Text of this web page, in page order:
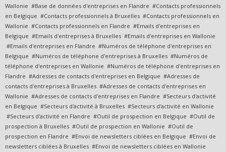
Wallonie #Base de données d'entreprises en Flandre #Contacts professionnels
en Belgique #Contacts professionnels à Bruxelles #Contacts professionnels en
Wallonie #Contacts professionnels en Flandre #Emails d'entreprises en
Belgique #Emails d'entreprises à Bruxelles #Emails d'entreprises en Wallonie
#Emails d'entreprises en Flandre #Numéros de téléphone d'entreprises en
Belgique #Numéros de téléphone d'entreprises à Bruxelles #Numéros de
téléphone d'entreprises en Wallonie #Numéros de téléphone d'entreprises en
Flandre #Adresses de contacts d'entreprises en Belgique #Adresses de
contacts d'entreprises à Bruxelles #Adresses de contacts d'entreprises en
Wallonie #Adresses de contacts d'entreprises en Flandre #Secteurs d'activité
en Belgique #Secteurs d'activité à Bruxelles #Secteurs d'activité en Wallonie
#Secteurs d'activité en Flandre #Outil de prospection en Belgique #Outil de
prospection à Bruxelles #Outil de prospection en Wallonie #Outil de
prospection en Flandre #Envoi de newsletters ciblées en Belgique #Envoi de
newsletters ciblées à Bruxelles #Envoi de newsletters ciblées en Wallonie